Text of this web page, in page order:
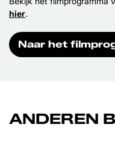
hier.
Naar het
ANDEREN